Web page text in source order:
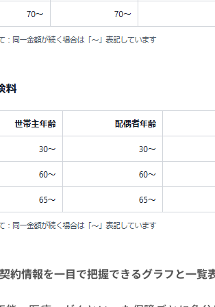
約情報を一目で把握できるグラフと一覧